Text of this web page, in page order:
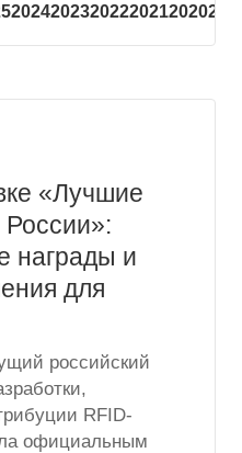
20242023202220212020
«Лучшие
России»:
награды и
для
российский
RFID-
официальным